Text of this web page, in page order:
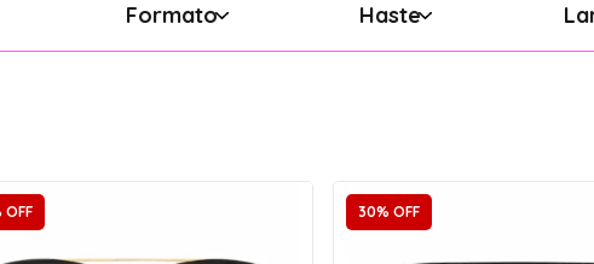
Formato Haste
OFF 30% OFF